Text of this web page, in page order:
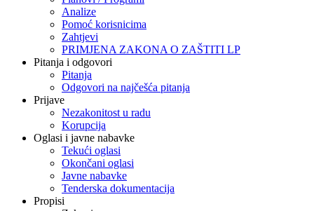
Analize
Pomoć korisnicima
Zahtjevi
PRIMJENA ZAKONA O ZAŠTITI LP
Pitanja i odgovori
Pitanja
Odgovori na najčešća pitanja
Prijave
Nezakonitost u radu
Korupcija
Oglasi i javne nabavke
Tekući oglasi
Okončani oglasi
Javne nabavke
Tenderska dokumentacija
Propisi